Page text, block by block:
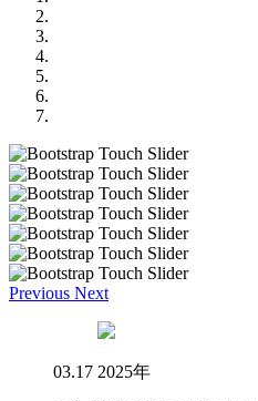
Previous Next
03.17 2025年